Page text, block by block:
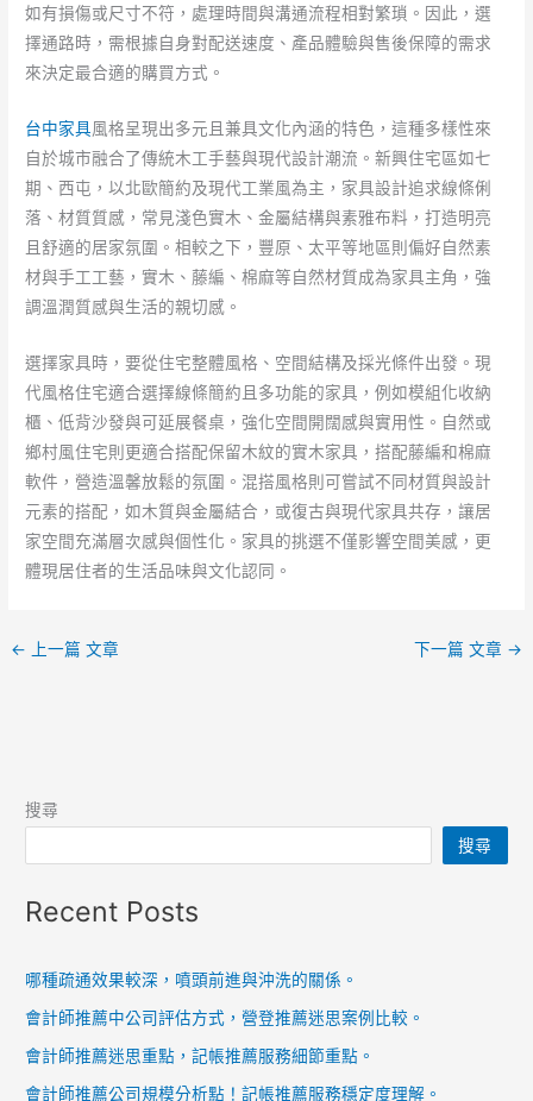
如有損傷或尺寸不符，處理時間與溝通流程相對繁瑣。因此，選
擇通路時，需根據自身對配送速度、產品體驗與售後保障的需求
來決定最合適的購買方式。
台中家具風格呈現出多元且兼具文化內涵的特色，這種多樣性來
自於城市融合了傳統木工手藝與現代設計潮流。新興住宅區如七
期、西屯，以北歐簡約及現代工業風為主，家具設計追求線條俐
落、材質質感，常見淺色實木、金屬結構與素雅布料，打造明亮
且舒適的居家氛圍。相較之下，豐原、太平等地區則偏好自然素
材與手工工藝，實木、藤編、棉麻等自然材質成為家具主角，強
調溫潤質感與生活的親切感。
選擇家具時，要從住宅整體風格、空間結構及採光條件出發。現
代風格住宅適合選擇線條簡約且多功能的家具，例如模組化收納
櫃、低背沙發與可延展餐桌，強化空間開闊感與實用性。自然或
鄉村風住宅則更適合搭配保留木紋的實木家具，搭配藤編和棉麻
軟件，營造溫馨放鬆的氛圍。混搭風格則可嘗試不同材質與設計
元素的搭配，如木質與金屬結合，或復古與現代家具共存，讓居
家空間充滿層次感與個性化。家具的挑選不僅影響空間美感，更
體現居住者的生活品味與文化認同。
← 上一篇 文章 下一篇 文章 →
搜尋
搜尋
Recent Posts
哪種疏通效果較深，噴頭前進與沖洗的關係。
會計師推薦中公司評估方式，營登推薦迷思案例比較。
會計師推薦迷思重點，記帳推薦服務細節重點。
會計師推薦公司規模分析點！記帳推薦服務穩定度理解。